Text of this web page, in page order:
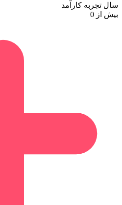
سال تجربه کارآمد
بیش از 0